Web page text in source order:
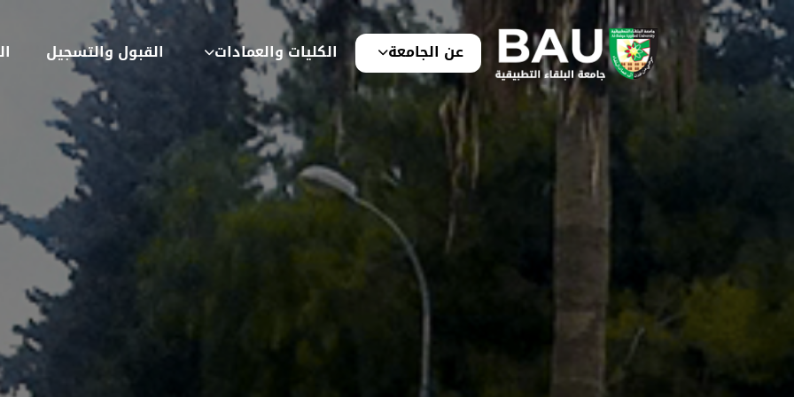
عن الجامعة الكليات والعمادات القبول والتسجيل